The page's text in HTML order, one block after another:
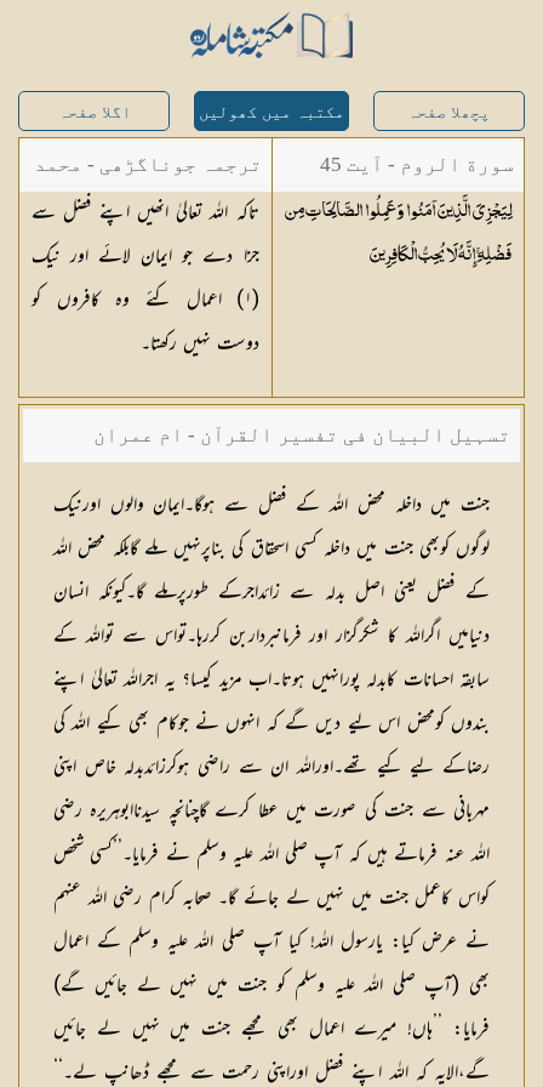
پچھلا صفحہ مکتبہ میں کھولیں اگلا صفحہ
سورة الروم - آیت 45
لِيَجْزِيَ الَّذِينَ آمَنُوا وَعَمِلُوا الصَّالِحَاتِ مِن
فَضْلِهِ ۚ إِنَّهُ لَا يُحِبُّالْكَافِرِينَ
ترجمہ جوناگڑھی - محمد
جونا گڑھی
تاکہ اللہ تعالیٰ انھیں اپنے فضل سے
جزا دے جو ایمان لائے اور نیک
(١) اعمال کئے وہ کافروں کو
دوست نہیں رکھتا۔
تسہیل البیان فی تفسیر القرآن - ام عمران
شکیلہ بنت میاں فضل حسین
جنت میں داخلہ محض اللہ کے فضل سے ہوگا۔ایمان والوں اورنیک
لوگوں کوبھی جنت میں داخلہ کسی اسحقاق کی بناپرنہیں ملے گابلکہ محض اللہ
کے فضل یعنی اصل بدلہ سے زائداجرکے طورپرملے گا۔کیونکہ انسان
دنیامیں اگراللہ کا شکرگزار اور فرمانبرداربن کررہا۔تواس سے تواللہ کے
سابقہ احسانات کابدلہ پورانہیں ہوتا۔اب مزید کیسا؟ یہ اجراللہ تعالیٰ اپنے
بندوں کومحض اس لیے دیں گے کہ انہوں نے جوکام بھی کیے اللہ کی
رضاکے لیے کیے تھے۔اوراللہ ان سے راضی ہوکرزائدبدلہ خاص اپنی
مہربانی سے جنت کی صورت میں عطا کرے گاچنانچہ سیدناابوہریرہ رضی
اللہ عنہ فرماتے ہیں کہ آپ صلی اللہ علیہ وسلم نے فرمایا۔’’کسی شخص
کواس کاعمل جنت میں نہیں لے جائے گا۔ صحابہ کرام رضی اللہ عنہم
نے عرض کیا: یارسول اللہ! کیا آپ صلی اللہ علیہ وسلم کے اعمال
بھی (آپ صلی اللہ علیہ وسلم کو جنت میں نہیں لے جائیں گے)
فرمایا: ’’ہاں! میرے اعمال بھی مجھے جنت میں نہیں لے جائیں
گے،الایہ کہ اللہ اپنے فضل اوراپنی رحمت سے مجھے ڈھانپ لے۔‘‘